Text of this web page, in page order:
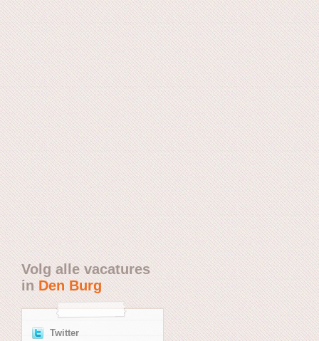
Volg alle vacatures
in Den Burg
Twitter